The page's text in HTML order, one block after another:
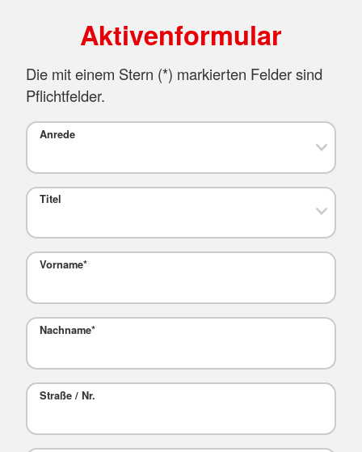
Aktivenformular
Die mit einem Stern (*) markierten Felder sind
Pflichtfelder.
Anrede
Titel
Vorname*
Nachname*
Straße / Nr.